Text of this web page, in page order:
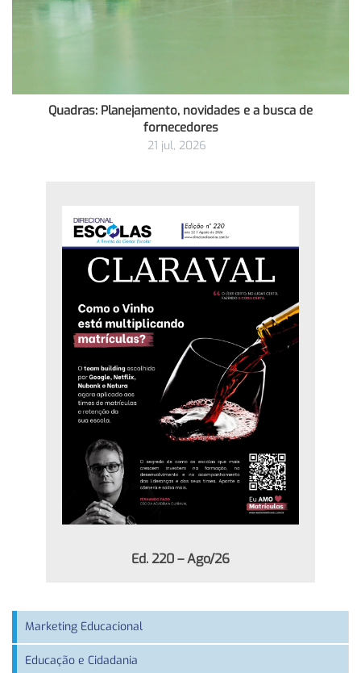
Quadras: Planejamento, novidades e a busca de
fornecedores
21 jul, 2026
Ed. 220 – Ago/26
Marketing Educacional
Educação e Cidadania